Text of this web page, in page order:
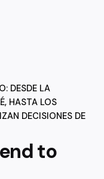
DESDE LA
HASTA LOS
DECISIONES DE
to